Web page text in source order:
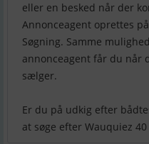
eller en besked når der
Annonceagent oprettes
Søgning. Samme
annonceagent får du når
sælger.
Er du på udkig efter
at søge efter Wauquiez 40